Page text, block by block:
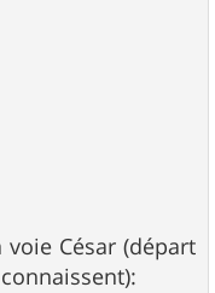
César (départ